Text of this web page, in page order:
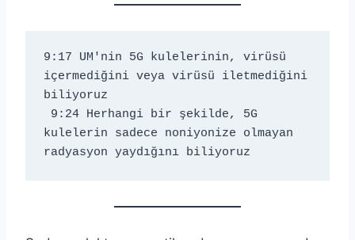
9:17 UM'nin 5G kulelerinin, virüsü
içermediğini veya virüsü iletmediğini
biliyoruz
kulelerin sadece noniyonize olmayan
radyasyon yaydığını biliyoruz